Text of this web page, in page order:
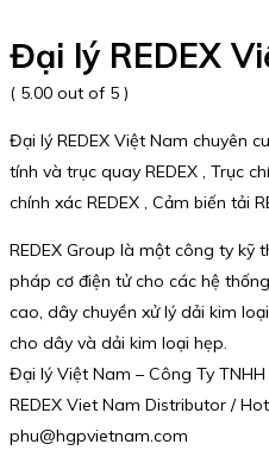
Đại lý REDEX
( 5.00 out of 5 )
Đại lý REDEX Việt Nam chuyên
tính và trục quay REDEX , Trục
chính xác REDEX , Cảm biến tải
REDEX Group là một công ty kỹ
pháp cơ điện tử cho các hệ
cao, dây chuyền xử lý dải kim
cho dây và dải kim loại hẹp.
Đại lý Việt Nam – Công Ty
REDEX Viet Nam Distributor /
phu@hgpvietnam.com